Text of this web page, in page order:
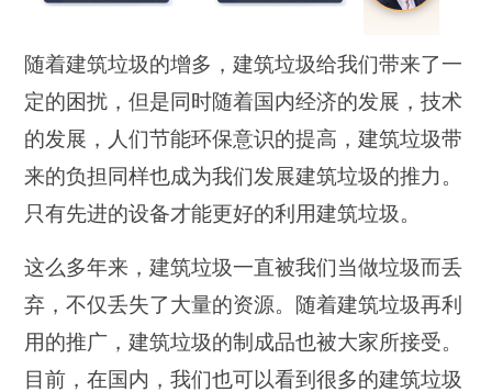
随着建筑垃圾的增多，建筑垃圾给我们带来了一
定的困扰，但是同时随着国内经济的发展，技术
的发展，人们节能环保意识的提高，建筑垃圾带
来的负担同样也成为我们发展建筑垃圾的推力。
只有先进的设备才能更好的利用建筑垃圾。
这么多年来，建筑垃圾一直被我们当做垃圾而丢
弃，不仅丢失了大量的资源。随着建筑垃圾再利
用的推广，建筑垃圾的制成品也被大家所接受。
目前，在国内，我们也可以看到很多的建筑垃圾